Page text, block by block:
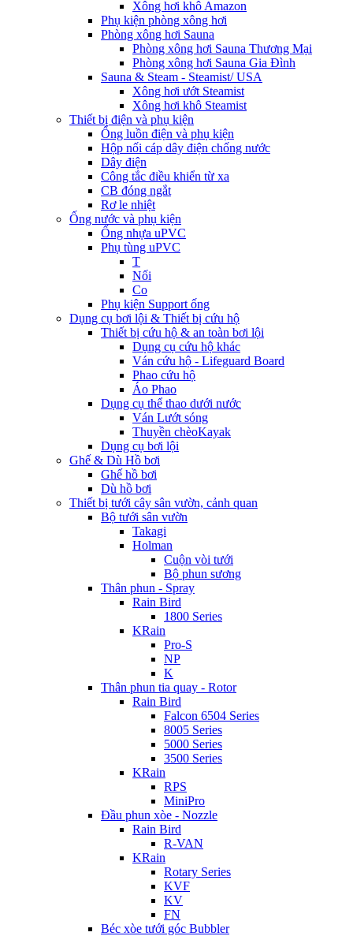
Xông hơi khô Amazon
Phụ kiện phòng xông hơi
Phòng xông hơi Sauna
Phòng xông hơi Sauna Thương Mại
Phòng xông hơi Sauna Gia Đình
Sauna & Steam - Steamist/ USA
Xông hơi ướt Steamist
Xông hơi khô Steamist
Thiết bị điện và phụ kiện
Ống luồn điện và phụ kiện
Hộp nối cáp dây điện chống nước
Dây điện
Công tắc điều khiển từ xa
CB đóng ngắt
Rơ le nhiệt
Ống nước và phụ kiện
Ống nhựa uPVC
Phụ tùng uPVC
T
Nối
Co
Phụ kiện Support ống
Dụng cụ bơi lội & Thiết bị cứu hộ
Thiết bị cứu hộ & an toàn bơi lội
Dụng cụ cứu hộ khác
Ván cứu hộ - Lifeguard Board
Phao cứu hộ
Áo Phao
Dụng cụ thể thao dưới nước
Ván Lướt sóng
Thuyền chèoKayak
Dụng cụ bơi lội
Ghế & Dù Hồ bơi
Ghế hồ bơi
Dù hồ bơi
Thiết bị tưới cây sân vườn, cảnh quan
Bộ tưới sân vườn
Takagi
Holman
Cuộn vòi tưới
Bộ phun sương
Thân phun - Spray
Rain Bird
1800 Series
KRain
Pro-S
NP
K
Thân phun tia quay - Rotor
Rain Bird
Falcon 6504 Series
8005 Series
5000 Series
3500 Series
KRain
RPS
MiniPro
Đầu phun xòe - Nozzle
Rain Bird
R-VAN
KRain
Rotary Series
KVF
KV
FN
Béc xòe tưới góc Bubbler